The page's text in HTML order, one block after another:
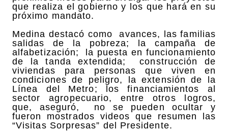
que realiza el gobierno y los que hará en su
próximo mandato.
Medina destacó como avances, las familias
salidas de la pobreza; la campaña de
alfabetización; la puesta en funcionamiento
de la tanda extendida; construcción de
viviendas para personas que viven en
condiciones de peligro, la extensión de la
Línea del Metro; los financiamientos al
sector agropecuario, entre otros logros,
que, aseguró, no se pueden ocultar y
fueron mostrados videos que resumen las
“Visitas Sorpresas” del Presidente.